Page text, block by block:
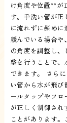
け角度や位置**が
す。手洗い管が正
に流れずに斜め
緩んでいる場合や
の角度を調整し
整を行うことで、
できます。 さら
い管から水が飛
ールタップやフ
が正しく制御され
ことがあります